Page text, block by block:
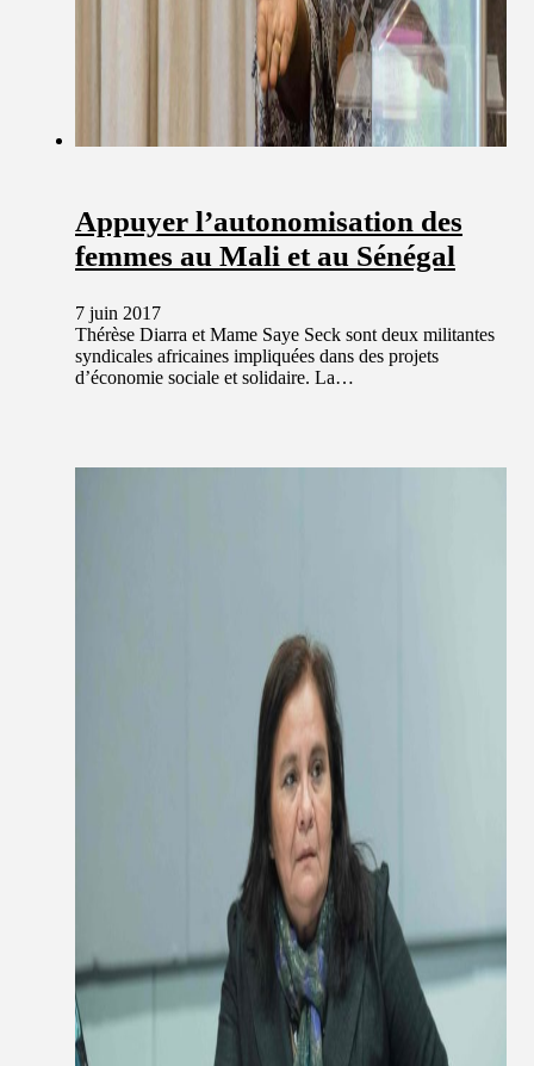
Appuyer l’autonomisation des
femmes au Mali et au Sénégal
7 juin 2017
Thérèse Diarra et Mame Saye Seck sont deux militantes
syndicales africaines impliquées dans des projets
d’économie sociale et solidaire. La…